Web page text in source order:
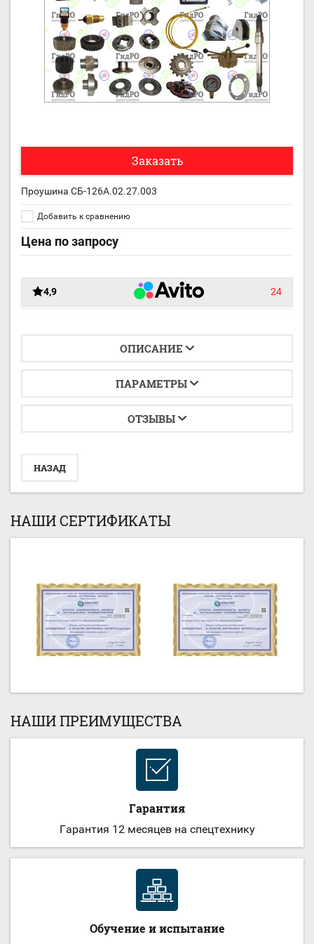
Заказать
Проушина СБ-126А.02.27.003
Добавить к сравнению
Цена по запросу
4,9 24
ОПИСАНИЕ
ПАРАМЕТРЫ
ОТЗЫВЫ
НАЗАД
НАШИ СЕРТИФИКАТЫ
НАШИ ПРЕИМУЩЕСТВА
Гарантия
Гарантия 12 месяцев на спецтехнику
Обучение и испытание